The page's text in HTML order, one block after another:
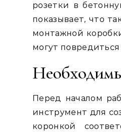
розетки в
показывает, что
монтажной
могут
Перед началом
инструмент для
коронкой